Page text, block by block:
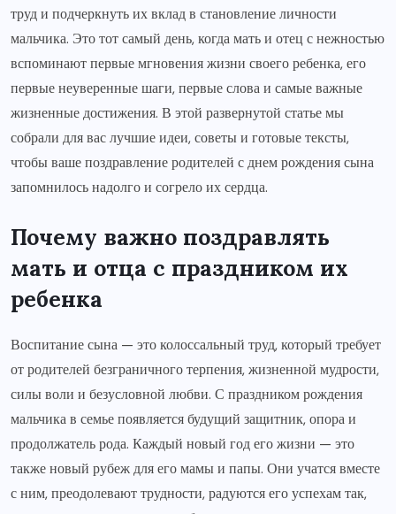
труд и подчеркнуть их вклад в становление личности
мальчика. Это тот самый день, когда мать и отец с нежностью
вспоминают первые мгновения жизни своего ребенка, его
первые неуверенные шаги, первые слова и самые важные
жизненные достижения. В этой развернутой статье мы
собрали для вас лучшие идеи, советы и готовые тексты,
чтобы ваше поздравление родителей с днем рождения сына
запомнилось надолго и согрело их сердца.
Почему важно поздравлять
мать и отца с праздником их
ребенка
Воспитание сына — это колоссальный труд, который требует
от родителей безграничного терпения, жизненной мудрости,
силы воли и безусловной любви. С праздником рождения
мальчика в семье появляется будущий защитник, опора и
продолжатель рода. Каждый новый год его жизни — это
также новый рубеж для его мамы и папы. Они учатся вместе
с ним, преодолевают трудности, радуются его успехам так,